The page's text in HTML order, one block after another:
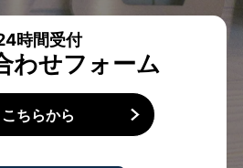
時間受付
わせフォーム
こちらから